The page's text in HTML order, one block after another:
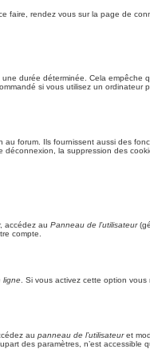
faire, rendez vous sur la page de
durée déterminée. Cela empêche
si vous utilisez un ordinateur
forum. Ils fournissent aussi des
la suppression des
accédez au Panneau de l’utilisateur
compte.
ligne . Si vous activez cette option
au panneau de l’utilisateuret
des paramètres, n’est accessible